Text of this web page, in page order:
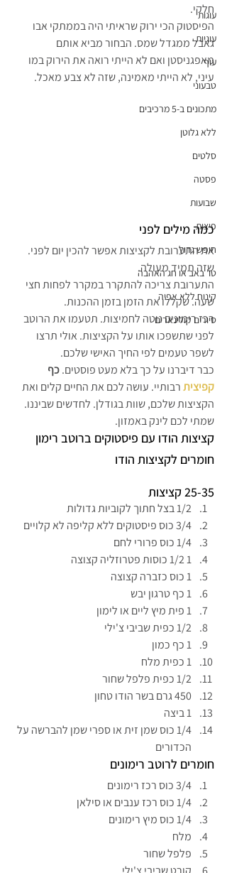
עוגות
עוגיות
עוף
טבעוני
מתכונים ב-5 מרכיבים
ללא גלוטן
סלטים
פסטה
שבועות
פיצות
חופש גדול
טו' באב או חג האהבה
קינוח ללא אפיה
סיורים קולינארים
חלקי.
הפיסטוק הכי ירוק שראיתי היה בממתקי אבו
גאבל ממגדל שמס. הבחור מביא אותם
מאפגניסטן ואם לא הייתי רואה את הירוק במו
עיני, לא הייתי מאמינה, שזה לא צבע מאכל.
כמה מילים לפני
את התערובת לקציצות אפשר להכין יום לפני.
שזה תמיד מעולה.
התערובת צריכה להתקרר במקרר לפחות חצי
שעה. שקללו את הזמן בזמן ההכנות.
רכז רימונים נוטה לחמיצות. תטעמו את הרוטב
לפני שתשפכו אותו על הקציצות. אולי תרצו
לשפר טעמים לפי החיך האישי שלכם.
כבר דיברנו על כך בלא מעט פוסטים. כף
קפיצית רבותיי. עושה לכם את החיים קלים ואת
הקציצות שלכם, שוות בגודלן. לחדשים שביננו.
שמתי לכם לינק באמזון.
קציצות הודו עם פיסטוקים ברוטב רימון
חומרים לקציצות הודו
25-35 קציצות
1/2 בצל חתוך לקוביות גדולות
3/4 כוס פיסטוקים ללא קליפה לא קלויים
1/4 כוס פרורי לחם
1 1/2 כוסות פטרוזליה קצוצה
1 כוס כזברה קצוצה
1 כף טרגון יבש
1 פית מיץ ליים או לימון
1/2 כפית שביבי צ'ילי
1 כף כמון
1 כפית מלח
1/2 כפית פלפל שחור
450 גרם בשר הודו טחון
1 ביצה
1/4 כוס שמן זית או ספרי שמן להברשה על
הכדורים
חומרים לרוטב רימונים
3/4 כוס רכז רימונים
1/4 כוס רכז ענבים או סילאן
1/4 כוס מיץ רימונים
מלח
פלפל שחור